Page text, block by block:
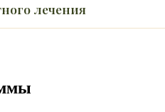
лечения